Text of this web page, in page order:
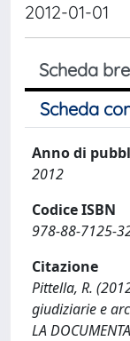
2012-01-01
Scheda
Scheda
Anno di
2012
Codice ISBN
978-88-7125-
Citazione
Pittella, R.
giudiziarie e
LA